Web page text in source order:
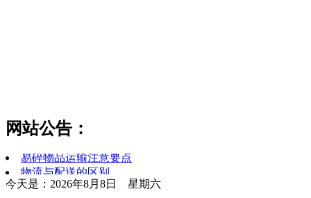
网站公告：
简述对物流和运输行业的理解
零担运输的概念
易碎物品运输注意要点
物流与配送的区别
配送合理化
今天是：2026年8月8日 星期六